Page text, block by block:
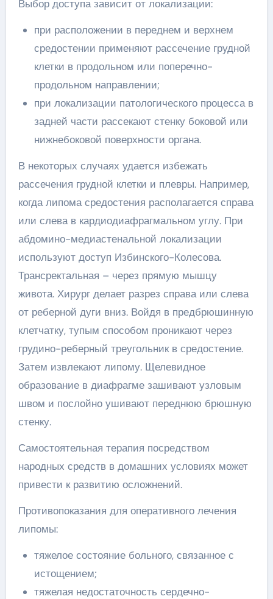
Выбор доступа зависит от локализации:
при расположении в переднем и верхнем
средостении применяют рассечение грудной
клетки в продольном или поперечно-
продольном направлении;
при локализации патологического процесса в
задней части рассекают стенку боковой или
нижнебоковой поверхности органа.
В некоторых случаях удается избежать
рассечения грудной клетки и плевры. Например,
когда липома средостения располагается справа
или слева в кардиодиафрагмальном углу. При
абдомино-медиастенальной локализации
используют доступ Избинского-Колесова.
Трансректальная – через прямую мышцу
живота. Хирург делает разрез справа или слева
от реберной дуги вниз. Войдя в предбрюшинную
клетчатку, тупым способом проникают через
грудино-реберный треугольник в средостение.
Затем извлекают липому. Щелевидное
образование в диафрагме зашивают узловым
швом и послойно ушивают переднюю брюшную
стенку.
Самостоятельная терапия посредством
народных средств в домашних условиях может
привести к развитию осложнений.
Противопоказания для оперативного лечения
липомы:
тяжелое состояние больного, связанное с
истощением;
тяжелая недостаточность сердечно-